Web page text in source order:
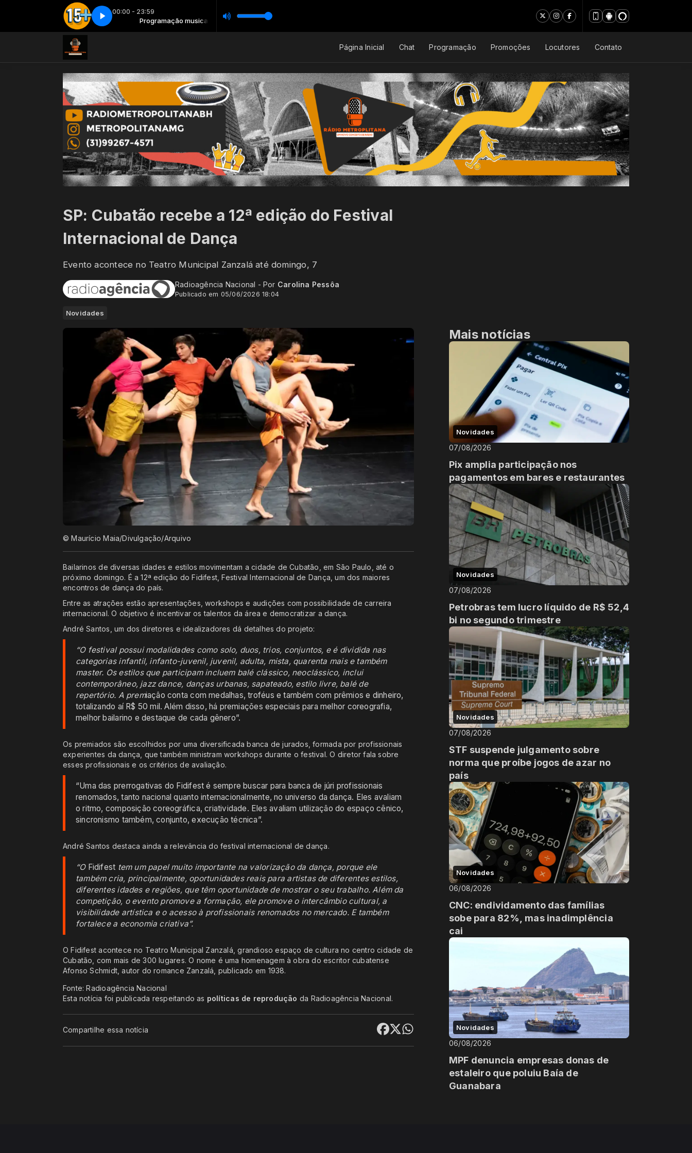
00:00 - 23:59
Programação musical Programação musical
As 15 mais - Parte 2 As 15 mais - Parte 2
Página Inicial Chat Programação Promoções Locutores Contato
SP: Cubatão recebe a 12ª edição do Festival
Internacional de Dança
Evento acontece no Teatro Municipal Zanzalá até domingo, 7
Radioagência Nacional - Por Carolina Pessôa
Publicado em 05/06/2026 18:04
Novidades
© Maurício Maia/Divulgação/Arquivo
Bailarinos de diversas idades e estilos movimentam a cidade de Cubatão, em São Paulo, até o
próximo domingo. É a 12ª edição do Fidifest, Festival Internacional de Dança, um dos maiores
encontros de dança do país.
Entre as atrações estão apresentações, workshops e audições com possibilidade de carreira
internacional. O objetivo é incentivar os talentos da área e democratizar a dança.
André Santos, um dos diretores e idealizadores dá detalhes do projeto:
“O festival possui modalidades como solo, duos, trios, conjuntos, e é dividida nas
categorias infantil, infanto-juvenil, juvenil, adulta, mista, quarenta mais e também
master. Os estilos que participam incluem balé clássico, neoclássico, inclui
contemporâneo, jazz dance, danças urbanas, sapateado, estilo livre, balé de
repertório. A premiação conta com medalhas, troféus e também com prêmios e dinheiro,
totalizando aí R$ 50 mil. Além disso, há premiações especiais para melhor coreografia,
melhor bailarino e destaque de cada gênero”.
Os premiados são escolhidos por uma diversificada banca de jurados, formada por profissionais
experientes da dança, que também ministram workshops durante o festival. O diretor fala sobre
esses profissionais e os critérios de avaliação.
“Uma das prerrogativas do Fidifest é sempre buscar para banca de júri profissionais
renomados, tanto nacional quanto internacionalmente, no universo da dança. Eles avaliam
o ritmo, composição coreográfica, criatividade. Eles avaliam utilização do espaço cênico,
sincronismo também, conjunto, execução técnica”.
André Santos destaca ainda a relevância do festival internacional de dança.
“O Fidifest tem um papel muito importante na valorização da dança, porque ele
também cria, principalmente, oportunidades reais para artistas de diferentes estilos,
diferentes idades e regiões, que têm oportunidade de mostrar o seu trabalho. Além da
competição, o evento promove a formação, ele promove o intercâmbio cultural, a
visibilidade artística e o acesso à profissionais renomados no mercado. E também
fortalece a economia criativa”.
O Fidifest acontece no Teatro Municipal Zanzalá, grandioso espaço de cultura no centro cidade de
Cubatão, com mais de 300 lugares. O nome é uma homenagem à obra do escritor cubatense
Afonso Schmidt, autor do romance Zanzalá, publicado em 1938.
Fonte: Radioagência Nacional
Esta notícia foi publicada respeitando as políticas de reprodução da Radioagência Nacional.
Compartilhe essa notícia
Mais notícias
Novidades
07/08/2026
Pix amplia participação nos
pagamentos em bares e restaurantes
Novidades
07/08/2026
Petrobras tem lucro líquido de R$ 52,4
bi no segundo trimestre
Novidades
07/08/2026
STF suspende julgamento sobre
norma que proíbe jogos de azar no
país
Novidades
06/08/2026
CNC: endividamento das famílias
sobe para 82%, mas inadimplência
cai
Novidades
06/08/2026
MPF denuncia empresas donas de
estaleiro que poluiu Baía de
Guanabara